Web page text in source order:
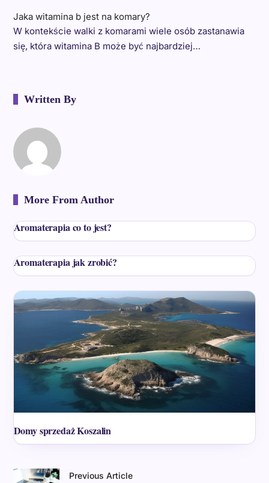
Jaka witamina b jest na komary?
W kontekście walki z komarami wiele osób zastanawia
się, która witamina B może być najbardziej…
Written By
More From Author
Aromaterapia co to jest?
Aromaterapia jak zrobić?
Domy sprzedaż Koszalin
Previous Article